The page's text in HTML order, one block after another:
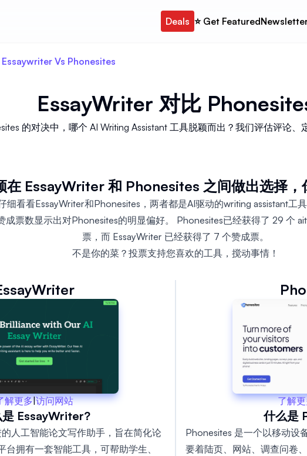
Deals ⭐️ Get Featured
Essaywriter Vs Phonesites
EssayWriter 对比
的对决中，哪个 AI Writing Assistant 工具脱颖而出？我们评估评论
在 EssayWriter 和 Phonesites 之间做出选择，
细看看EssayWriter和Phonesites，两者都是AI驱动的writing assistant工
成票数显示出对Phonesites的明显偏好。 Phonesites已经获得了 29 个
票，而 EssayWriter 已经获得了 7 个赞成票。
不是你的菜？投票支持您喜欢的工具，搅动事情！
解更多|访问网站
EssayWriter?
人工智能论文写作助手，旨在简化论
拥有一套智能工具，可帮助学生、
了解
什么是
Phonesites 是一个以移动设
要着陆页、网站、调查问卷